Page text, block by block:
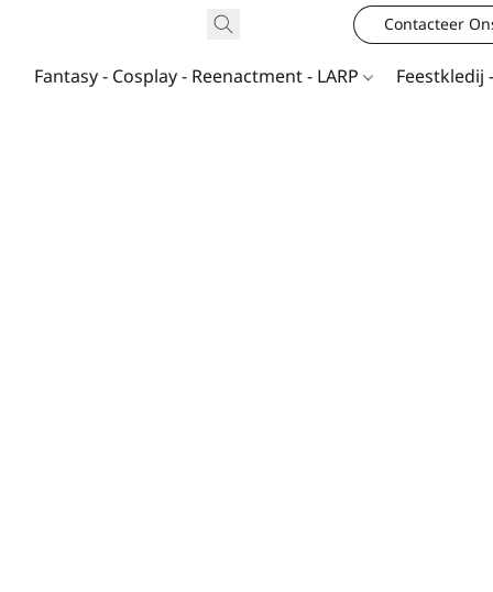
Contacteer
Fantasy - Cosplay - Reenactment - LARP Feestkledij